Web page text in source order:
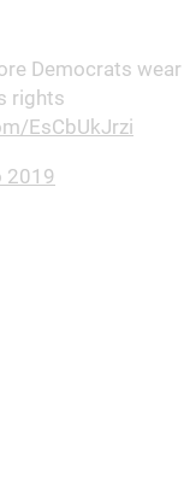
Democrats wear
rights
EsCbUkJrzi
2019